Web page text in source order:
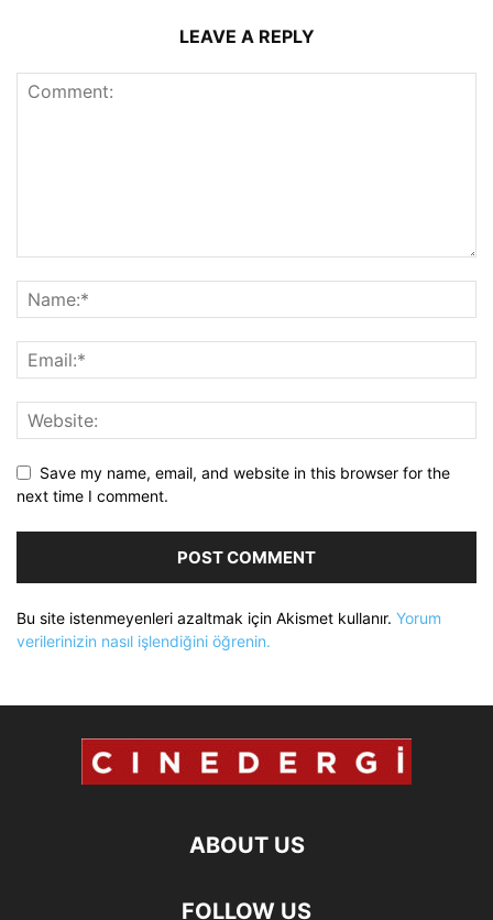
LEAVE A REPLY
Save my name, email, and website in this browser for the
next time I comment.
Bu site istenmeyenleri azaltmak için Akismet kullanır. Yorum
verilerinizin nasıl işlendiğini öğrenin.
ABOUT US
FOLLOW US